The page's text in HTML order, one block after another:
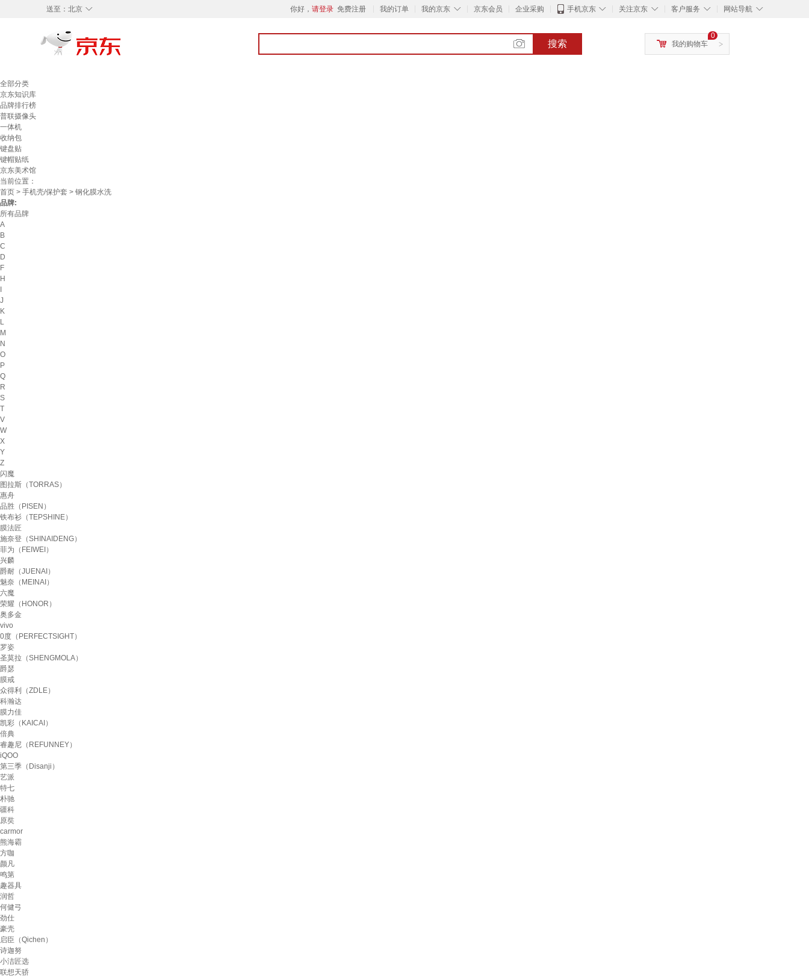
◇
送至： 北京 你好， 请登录 免费注册 我的订单 ◇
我的京东 京东会员 企业采购 ◇
手机京东 ◇
关注京东 ◇
客户服务 ◇
网站导航
搜索 >
0
我的购物车
全部分类
京东知识库
品牌排行榜
普联摄像头
一体机
收纳包
键盘贴
键帽贴纸
京东美术馆
当前位置：
首页 > 手机壳/保护套 > 钢化膜水洗
品牌:
所有品牌
A
B
C
D
F
H
J
K
L
M
N
O
P
Q
R
S
T
V
W
X
Y
Z
闪魔
图拉斯（TORRAS）
惠舟
品胜（PISEN）
铁布衫（TEPSHINE）
膜法匠
施奈登（SHINAIDENG）
菲为（FEIWEI）
兴麟
爵耐（JUENAI）
魅奈（MEINAI）
六魔
荣耀（HONOR）
奥多金
vivo
0度（PERFECTSIGHT）
罗姿
圣莫拉（SHENGMOLA）
爵瑟
膜戒
众得利（ZDLE）
科瀚达
膜力佳
凯彩（KAICAI）
倍典
睿趣尼（REFUNNEY）
iQOO
第三季（Disanji）
艺派
特七
朴驰
疆科
原奘
carmor
熊海霸
方咖
颜凡
鸣第
趣器具
润哲
何健弓
劲仕
豪壳
启臣（Qichen）
诗迦努
小洁匠选
联想天骄